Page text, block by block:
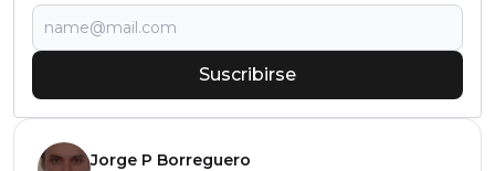
Suscribirse
Jorge P Borreguero